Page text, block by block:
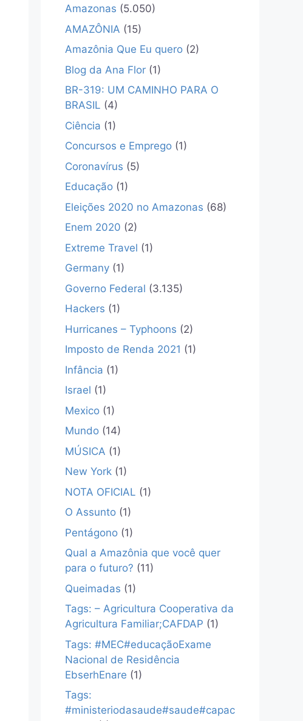
Amazonas (5.050)
AMAZÔNIA (15)
Amazônia Que Eu quero (2)
Blog da Ana Flor (1)
BR-319: UM CAMINHO PARA O
BRASIL (4)
Ciência (1)
Concursos e Emprego (1)
Coronavírus (5)
Educação (1)
Eleições 2020 no Amazonas (68)
Enem 2020 (2)
Extreme Travel (1)
Germany (1)
Governo Federal (3.135)
Hackers (1)
Hurricanes – Typhoons (2)
Imposto de Renda 2021 (1)
Infância (1)
Israel (1)
Mexico (1)
Mundo (14)
MÚSICA (1)
New York (1)
NOTA OFICIAL (1)
O Assunto (1)
Pentágono (1)
Qual a Amazônia que você quer
para o futuro? (11)
Queimadas (1)
Tags: – Agricultura Cooperativa da
Agricultura Familiar;CAFDAP (1)
Tags: #MEC#educaçãoExame
Nacional de Residência
EbserhEnare (1)
Tags:
#ministeriodasaude#saude#capac